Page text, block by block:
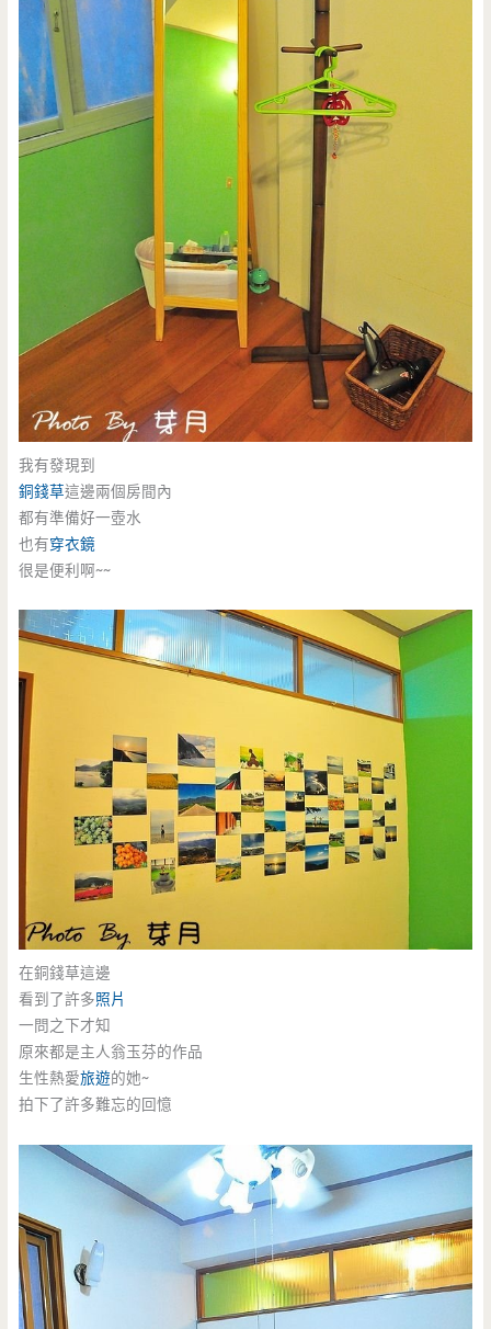
我有發現到
銅錢草這邊兩個房間內
都有準備好一壺水
也有穿衣鏡
很是便利啊~~
在銅錢草這邊
看到了許多照片
一問之下才知
原來都是主人翁玉芬的作品
生性熱愛旅遊的她~
拍下了許多難忘的回憶